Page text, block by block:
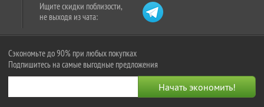
Ищите скидки поблизости,
не выходя из чата:
Сэкономьте до 90% при любых покупках
Подпишитесь на самые выгодные предложения